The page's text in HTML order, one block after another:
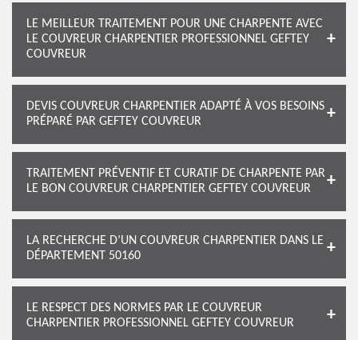
LE MEILLEUR TRAITEMENT POUR UNE CHARPENTE AVEC
LE COUVREUR CHARPENTIER PROFESSIONNEL GEFTEY
COUVREUR
DEVIS COUVREUR CHARPENTIER ADAPTÉ À VOS BESOINS
PRÉPARÉ PAR GEFTEY COUVREUR
TRAITEMENT PRÉVENTIF ET CURATIF DE CHARPENTE PAR
LE BON COUVREUR CHARPENTIER GEFTEY COUVREUR
LA RECHERCHE D’UN COUVREUR CHARPENTIER DANS LE
DÉPARTEMENT 50160
LE RESPECT DES NORMES PAR LE COUVREUR
CHARPENTIER PROFESSIONNEL GEFTEY COUVREUR